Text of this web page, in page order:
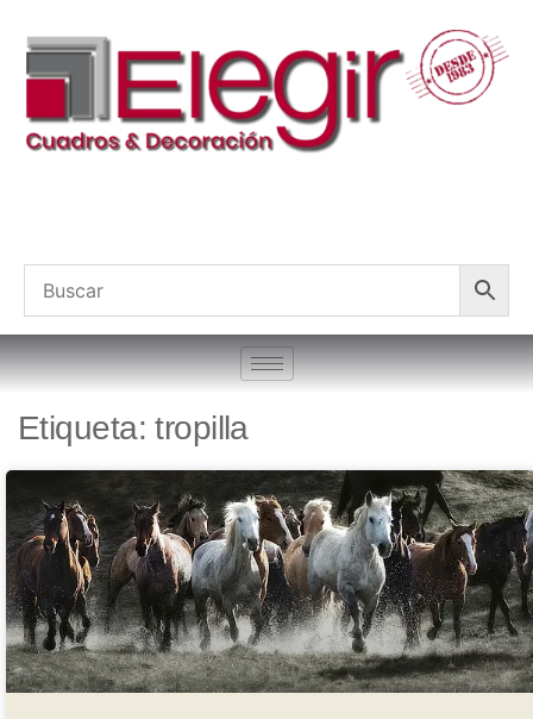
Etiqueta: tropilla